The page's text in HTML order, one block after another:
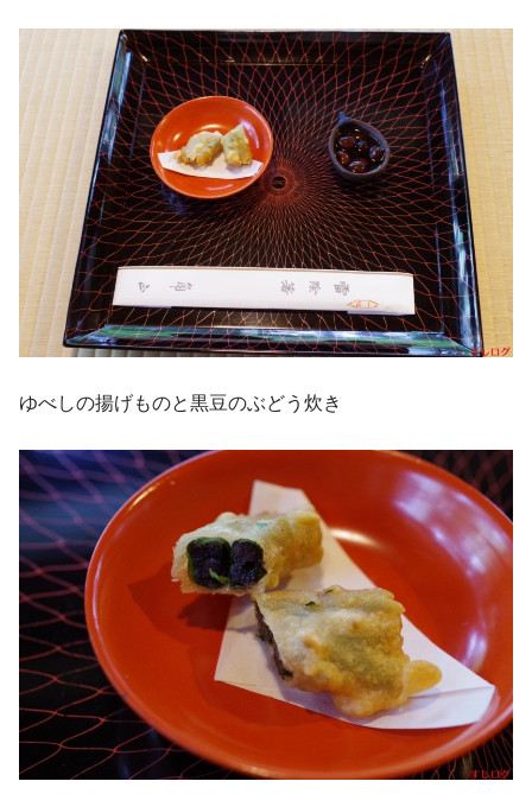
ゆべしの揚げものと黒豆のぶどう炊き